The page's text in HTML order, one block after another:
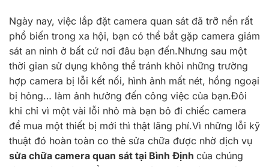
Ngày nay, việc lắp đặt camera quan sát đã trỡ nển rất
phổ biến trong xa hội, bạn có thể bắt gặp camera giám
sát an ninh ở bất cứ nơi đâu bạn đến.Nhưng sau một
thời gian sử dụng không thể tránh khỏi những trường
hợp camera bị lỗi kết nối, hình ảnh mất nét, hồng ngoại
bị hỏng… làm ảnh hưởng đến công việc của bạn.Đôi
khi chỉ vì một vài lỗi nhỏ mà bạn bỏ đi chiếc camera
để mua một thiết bị mới thì thật lãng phí.Vì những lỗi kỹ
thuật đó hoàn toàn co thẻ sửa chữa được nhờ dịch vụ
sửa chữa camera quan sát tại Bình Định của chúng